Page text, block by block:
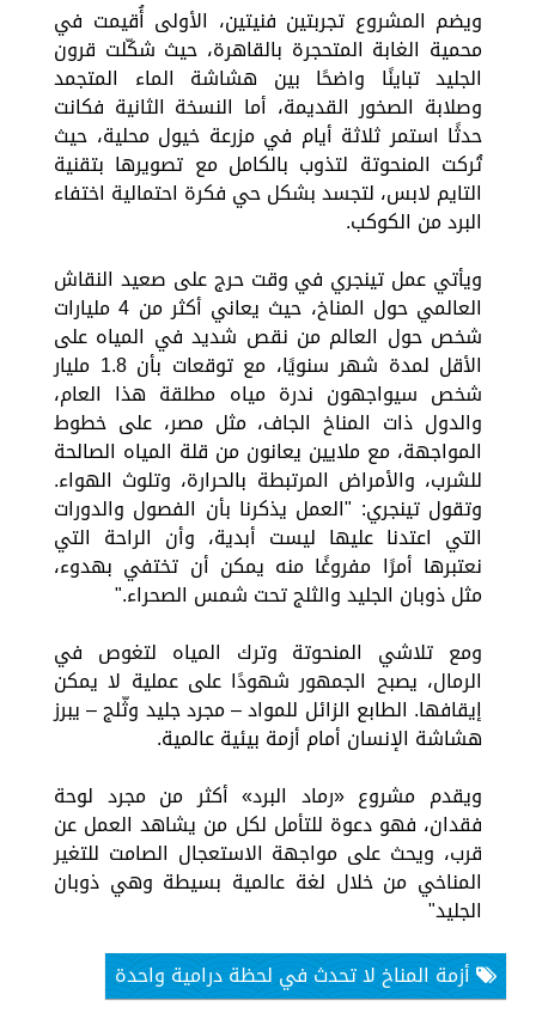
ويضم المشروع تجربتين فنيتين، الأولى أُقيمت في
محمية الغابة المتحجرة بالقاهرة، حيث شكّلت قرون
الجليد تباينًا واضحًا بين هشاشة الماء المتجمد
وصلابة الصخور القديمة، أما النسخة الثانية فكانت
حدثًا استمر ثلاثة أيام في مزرعة خيول محلية، حيث
تُركت المنحوتة لتذوب بالكامل مع تصويرها بتقنية
التايم لابس، لتجسد بشكل حي فكرة احتمالية اختفاء
البرد من الكوكب.
ويأتي عمل تينجري في وقت حرج على صعيد النقاش
العالمي حول المناخ، حيث يعاني أكثر من 4 مليارات
شخص حول العالم من نقص شديد في المياه على
الأقل لمدة شهر سنويًا، مع توقعات بأن 1.8 مليار
شخص سيواجهون ندرة مياه مطلقة هذا العام،
والدول ذات المناخ الجاف، مثل مصر، على خطوط
المواجهة، مع ملايين يعانون من قلة المياه الصالحة
للشرب، والأمراض المرتبطة بالحرارة، وتلوث الهواء.
وتقول تينجري: "العمل يذكرنا بأن الفصول والدورات
التي اعتدنا عليها ليست أبدية، وأن الراحة التي
نعتبرها أمرًا مفروغًا منه يمكن أن تختفي بهدوء،
مثل ذوبان الجليد والثلج تحت شمس الصحراء."
ومع تلاشي المنحوتة وترك المياه لتغوص في
الرمال، يصبح الجمهور شهودًا على عملية لا يمكن
إيقافها. الطابع الزائل للمواد – مجرد جليد وثّلج – يبرز
هشاشة الإنسان أمام أزمة بيئية عالمية.
ويقدم مشروع «رماد البرد» أكثر من مجرد لوحة
فقدان، فهو دعوة للتأمل لكل من يشاهد العمل عن
قرب، ويحث على مواجهة الاستعجال الصامت للتغير
المناخي من خلال لغة عالمية بسيطة وهي ذوبان
الجليد"
أزمة المناخ لا تحدث في لحظة درامية واحدة